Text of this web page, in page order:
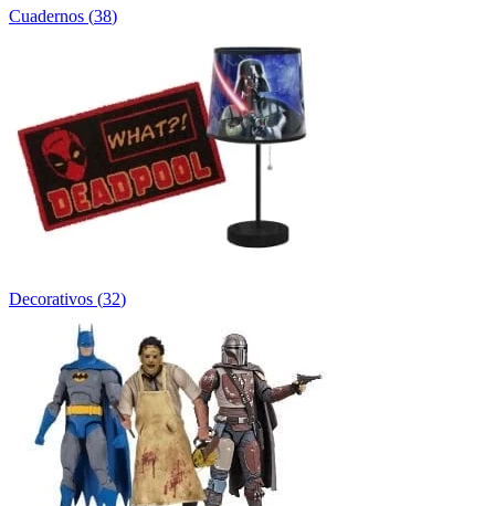
Cuadernos (38)
Decorativos (32)